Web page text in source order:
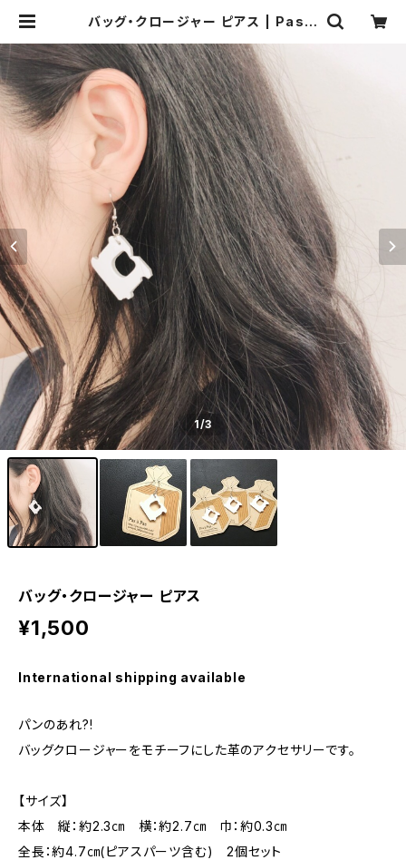
バッグ・クロージャー ピアス | Pas à
1/3
バッグ・クロージャー ピアス
¥1,500
International shipping available
パンのあれ?!
バッグクロージャーをモチーフにした革のアクセサリーです。
【サイズ】
本体 縦：約2.3㎝ 横：約2.7㎝ 巾：約0.3㎝
全長：約4.7㎝(ピアスパーツ含む) 2個セット